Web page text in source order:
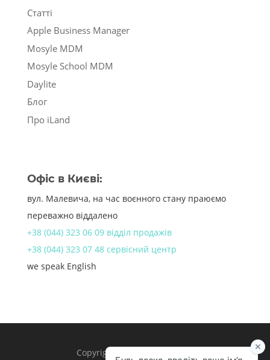
Статті
Apple Business Manager
Mosyle MDM
Mosyle School MDM
Daylite
Блог
Про iLand
Офіс в Києві:
вул. Малевича, на час воєнного стану праюємо
переважно віддалено
+38 (044) 323 06 09 відділ продажів
+38 (044) 323 07 48 сервісний центр
we speak English
Copyright 1998 – 2024 iLand.